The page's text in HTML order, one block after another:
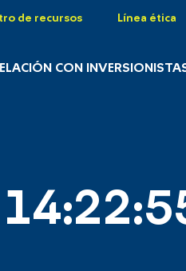
de recursos Línea ética
CON